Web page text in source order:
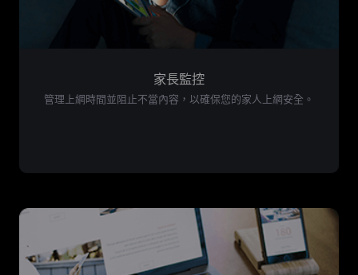
家長監控
管理上網時間並阻止不當內容，以確保您的家人上網安全。